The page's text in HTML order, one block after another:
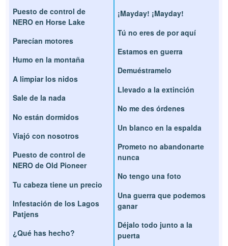
Puesto de control de
NERO en Horse Lake
Parecían motores
Humo en la montaña
A limpiar los nidos
Sale de la nada
No están dormidos
Viajó con nosotros
Puesto de control de
NERO de Old Pioneer
Tu cabeza tiene un precio
Infestación de los Lagos
Patjens
¿Qué has hecho?
¡Mayday! ¡Mayday!
Tú no eres de por aquí
Estamos en guerra
Demuéstramelo
Llevado a la extinción
No me des órdenes
Un blanco en la espalda
Prometo no abandonarte
nunca
No tengo una foto
Una guerra que podemos
ganar
Déjalo todo junto a la
puerta